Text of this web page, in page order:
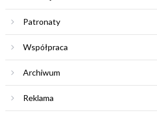
Patronaty
Współpraca
Archiwum
Reklama